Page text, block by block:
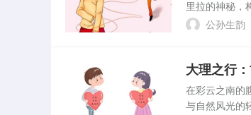
里拉的神秘，
线路及每日行
公孙生韵
大理之行
在彩云之南的
与自然风光的